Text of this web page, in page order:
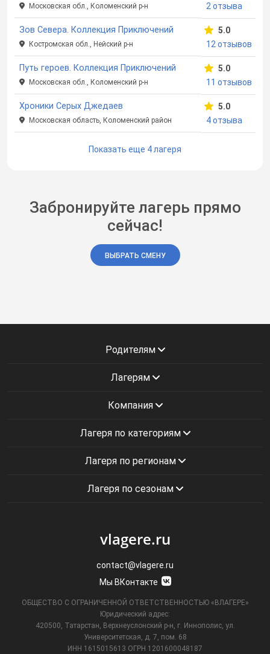
Московская обл., Коломенский р-н
2 отзыва
Зов Севера. Коллекция Приключений
Костромская обл., Нейский р-н
5.0
12 отзывов
Путь героев. Коллекция Приключений
Московская обл., Коломенский р-н
5.0
11 отзывов
Хроники Серых Джедаев
Московская область, Коломенский район
5.0
4 отзыва
Показать еще 4 лагеря
Забронируйте лагерь прямо
сейчас!
ВЫБРАТЬ СМЕНУ
Родителям
Лагерям
Компания
Лагеря по категориям
Лагеря по регионам
Лагеря по сезонам
vlagere.ru
contact@vlagere.ru
Мы ВКонтакте
ОБЩЕСТВО С ОГРАНИЧЕННОЙ ОТВЕТСТВЕННОСТЬЮ «ВЛАГЕРЕ»
Юридический адрес:
420500, Татарстан, Верхнеуслонский р-н, г. Иннополис, ул.
Университетская,
д. 7, пом. 68
ИНН 1615015613 ОГРН 1201600048187